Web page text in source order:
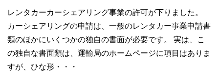
レンタカーカーシェアリング事業の許可が下りました。
カーシェアリングの申請は、一般のレンタカー事業申請書
類のほかにいくつかの独自の書面が必要です。 実は、こ
の独自な書面類は、運輸局のホームページに項目はありま
すが、ひな形・・・